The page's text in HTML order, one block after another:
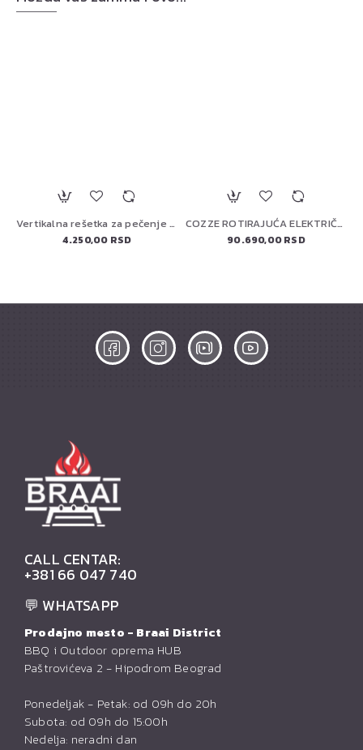
Vertikalna rešetka za pečenje živine Big Green Egg 117458
4.250,00 RSD
COZZE ROTIRAJUĆA ELEKTRIČNA PEĆ ZA PIZZU 13" (90446) PREMIUM
90.690,00 RSD
CALL CENTAR:
+381 66 047 740
💬 WHATSAPP
Prodajno mesto - Braai District
BBQ i Outdoor oprema HUB
Paštrovićeva 2 - Hipodrom Beograd
Ponedeljak - Petak: od 09h do 20h
Subota: od 09h do 15:00h
Nedelja: neradni dan